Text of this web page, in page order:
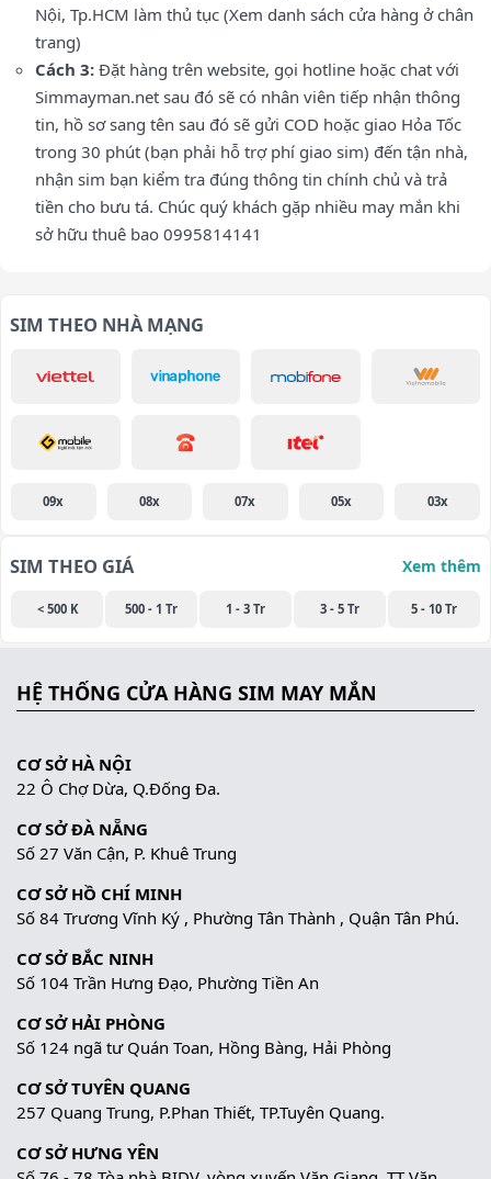
Nội, Tp.HCM làm thủ tục (Xem danh sách cửa hàng ở chân
trang)
Cách 3: Đặt hàng trên website, gọi hotline hoặc chat với
Simmayman.net sau đó sẽ có nhân viên tiếp nhận thông
tin, hồ sơ sang tên sau đó sẽ gửi COD hoặc giao Hỏa Tốc
trong 30 phút (bạn phải hỗ trợ phí giao sim) đến tận nhà,
nhận sim bạn kiểm tra đúng thông tin chính chủ và trả
tiền cho bưu tá. Chúc quý khách gặp nhiều may mắn khi
sở hữu thuê bao 0995814141
SIM THEO NHÀ MẠNG
09x 08x 07x 05x 03x
SIM THEO GIÁ Xem thêm
< 500 K 500 - 1 Tr 1 - 3 Tr 3 - 5 Tr 5 - 10 Tr
HỆ THỐNG CỬA HÀNG SIM MAY MẮN
CƠ SỞ HÀ NỘI
22 Ô Chợ Dừa, Q.Đống Đa.
CƠ SỞ ĐÀ NẴNG
Số 27 Văn Cận, P. Khuê Trung
CƠ SỞ HỒ CHÍ MINH
Số 84 Trương Vĩnh Ký , Phường Tân Thành , Quận Tân Phú.
CƠ SỞ BẮC NINH
Số 104 Trần Hưng Đạo, Phường Tiền An
CƠ SỞ HẢI PHÒNG
Số 124 ngã tư Quán Toan, Hồng Bàng, Hải Phòng
CƠ SỞ TUYÊN QUANG
257 Quang Trung, P.Phan Thiết, TP.Tuyên Quang.
CƠ SỞ HƯNG YÊN